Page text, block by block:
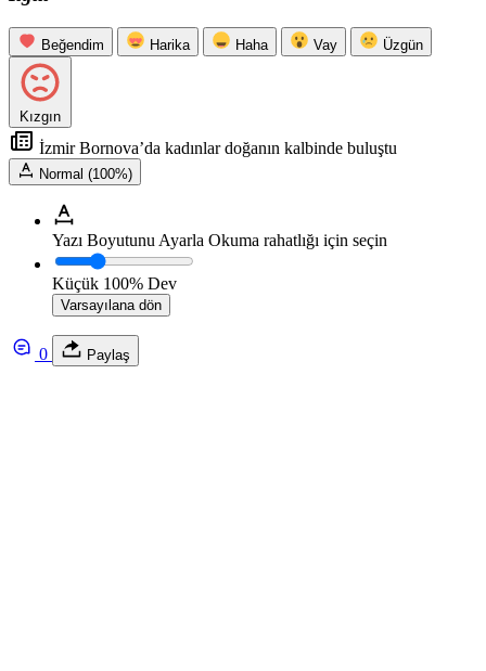
Beğendim Harika Haha Vay Üzgün
Kızgın
İzmir Bornova’da kadınlar doğanın kalbinde buluştu
Normal (100%)
Yazı Boyutunu Ayarla Okuma rahatlığı için seçin
Küçük 100% Dev
Varsayılana dön
0 Paylaş